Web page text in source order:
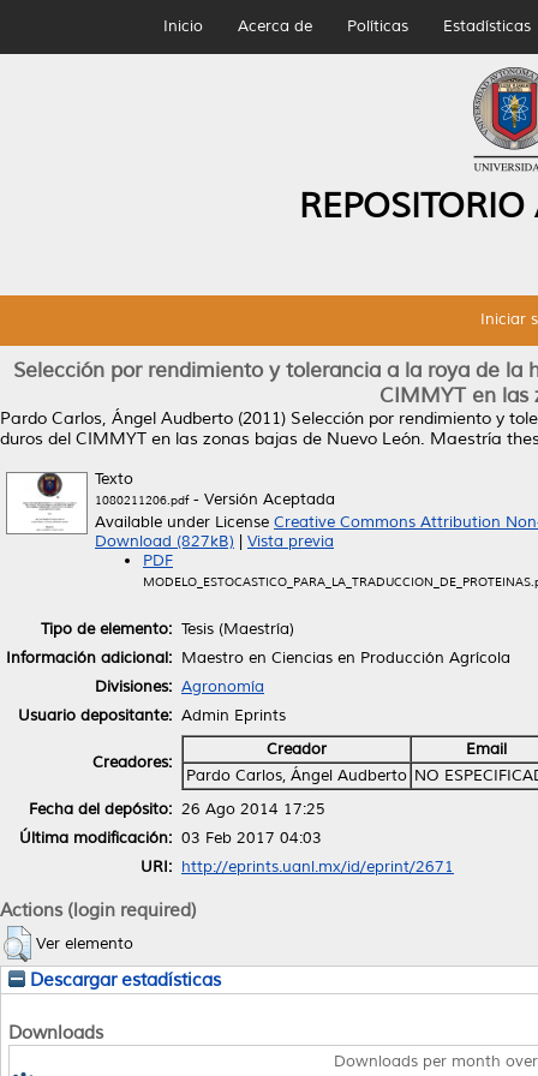
Inicio Acerca de Políticas Estadísticas
Iniciar
Selección por rendimiento y tolerancia a la roya de la
CIMMYT en las
Pardo Carlos, Ángel Audberto (2011) Selección por rendimiento y
duros del CIMMYT en las zonas bajas de Nuevo León. Maestría
Texto
1080211206.pdf- Versión Aceptada
Available under License Creative Commons Attribution
Download (827kB)
Vista previa
PDF
Tipo de elemento: Tesis (Maestría)
Información adicional: Maestro en Ciencias en Producción Agrícola
Divisiones: Agronomía
Usuario depositante: Admin Eprints
Creadores:
Creador
Email
Pardo Carlos, Ángel Audberto NO
Fecha del depósito: 26 Ago 2014 17:25
Última modificación: 03 Feb 2017 04:03
URI: http://eprints.uanl.mx/id/eprint/2671
Actions (login required)
Ver elemento
Descargar estadísticas
Downloads
Downloads per month